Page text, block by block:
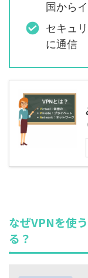
国から
セキュ
に通信
なぜVPNを使
る？